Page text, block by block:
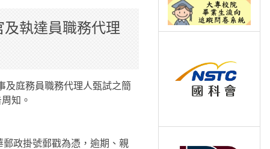
執達員職務代理
庭務員職務代理人甄試之簡
知。
政掛號郵戳為憑，逾期、親